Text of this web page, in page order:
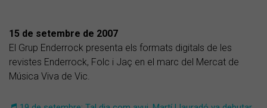
15 de setembre de 2007
El Grup Enderrock presenta els formats digitals de les
revistes Enderrock, Folc i Jaç en el marc del Mercat de
Música Viva de Vic.